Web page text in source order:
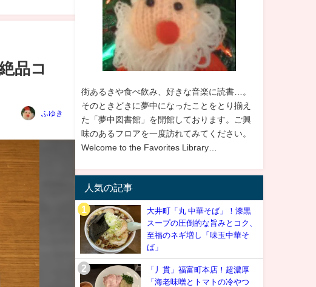
品コ
ふゆき
街あるきや食べ飲み、好きな音楽に読書…。
そのときどきに夢中になったことをとり揃え
た「夢中図書館」を開館しております。ご興
味のあるフロアを一度訪れてみてください。
Welcome to the Favorites Library…
人気の記事
大井町「丸 中華そば」！漆黒
スープの圧倒的な旨みとコク、
至福のネギ増し「味玉中華そ
ば」
「丿貫」福富町本店！超濃厚
「海老味噌とトマトの冷やつ